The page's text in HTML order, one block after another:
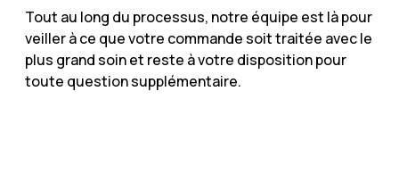
Tout au long du processus, notre équipe est là pour
veiller à ce que votre commande soit traitée avec le
plus grand soin et reste à votre disposition pour
toute question supplémentaire.